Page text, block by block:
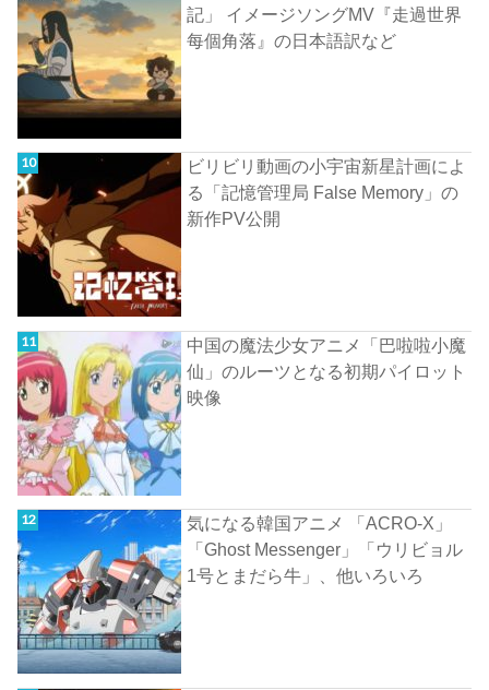
記」 イメージソングMV『走過世界
每個角落』の日本語訳など
ビリビリ動画の小宇宙新星計画によ
る「記憶管理局 False Memory」の
新作PV公開
中国の魔法少女アニメ「巴啦啦小魔
仙」のルーツとなる初期パイロット
映像
気になる韓国アニメ 「ACRO-X」
「Ghost Messenger」「ウリビョル
1号とまだら牛」、他いろいろ